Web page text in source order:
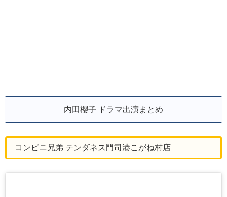
内田櫻子 ドラマ出演まとめ
コンビニ兄弟 テンダネス門司港こがね村店